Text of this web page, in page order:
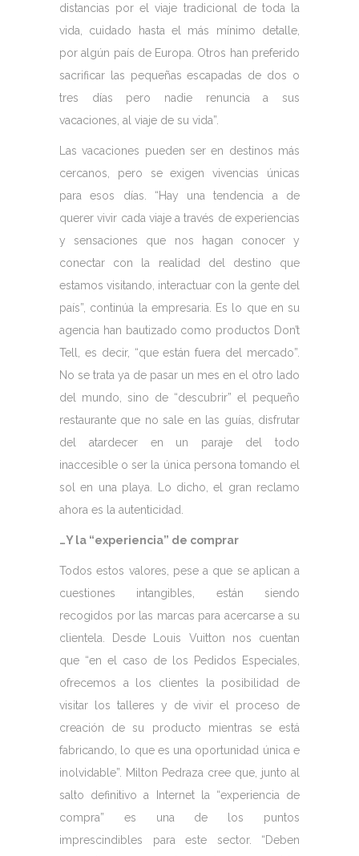
distancias por el viaje tradicional de toda la
vida, cuidado hasta el más mínimo detalle,
por algún país de Europa. Otros han preferido
sacrificar las pequeñas escapadas de dos o
tres días pero nadie renuncia a sus
vacaciones, al viaje de su vida”.
Las vacaciones pueden ser en destinos más
cercanos, pero se exigen vivencias únicas
para esos días. “Hay una tendencia a de
querer vivir cada viaje a través de experiencias
y sensaciones que nos hagan conocer y
conectar con la realidad del destino que
estamos visitando, interactuar con la gente del
país”, continúa la empresaria. Es lo que en su
agencia han bautizado como productos Don’t
Tell, es decir, “que están fuera del mercado”.
No se trata ya de pasar un mes en el otro lado
del mundo, sino de “descubrir” el pequeño
restaurante que no sale en las guías, disfrutar
del atardecer en un paraje del todo
inaccesible o ser la única persona tomando el
sol en una playa. Lo dicho, el gran reclamo
ahora es la autenticidad.
…Y la “experiencia” de comprar
Todos estos valores, pese a que se aplican a
cuestiones intangibles, están siendo
recogidos por las marcas para acercarse a su
clientela. Desde Louis Vuitton nos cuentan
que “en el caso de los Pedidos Especiales,
ofrecemos a los clientes la posibilidad de
visitar los talleres y de vivir el proceso de
creación de su producto mientras se está
fabricando, lo que es una oportunidad única e
inolvidable”. Milton Pedraza cree que, junto al
salto definitivo a Internet la “experiencia de
compra” es una de los puntos
imprescindibles para este sector. “Deben